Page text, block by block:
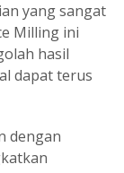
yang sangat
Milling ini
hasil
dapat terus
dengan